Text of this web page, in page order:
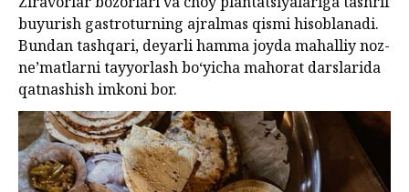
buyurish gastroturning ajralmas qismi hisoblanadi.
Bundan tashqari, deyarli hamma joyda mahalliy noz-
neʼmatlarni tayyorlash boʻyicha mahorat darslarida
qatnashish imkoni bor.